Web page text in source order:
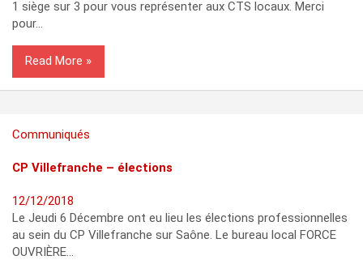
1 siège sur 3 pour vous représenter aux CTS locaux. Merci
pour…
Read More
Communiqués
CP Villefranche – élections
12/12/2018
Le Jeudi 6 Décembre ont eu lieu les élections professionnelles
au sein du CP Villefranche sur Saône. Le bureau local FORCE
OUVRIÈRE…